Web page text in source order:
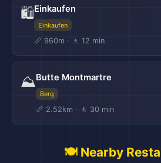
🛍️Einkaufen
Einkaufen
📏 960m · 🚶 12 min
⛰️Butte Montmartre
Berg
📏 2.52km · 🚶 30 min
🍽️ Nearby